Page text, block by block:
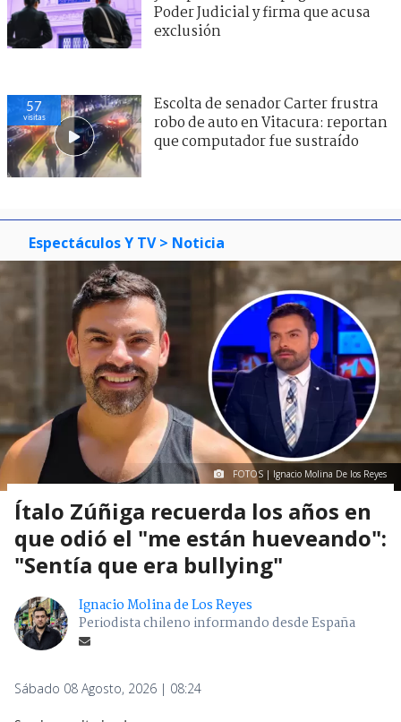
Poder Judicial y firma que acusa
exclusión
57
visitas
Escolta de senador Carter frustra
robo de auto en Vitacura: reportan
que computador fue sustraído
Espectáculos Y TV > Noticia
FOTOS | Ignacio Molina De los Reyes
Ítalo Zúñiga recuerda los años en
que odió el "me están hueveando":
"Sentía que era bullying"
Ignacio Molina de Los Reyes
Periodista chileno informando desde España
Sábado 08 Agosto, 2026 | 08:24